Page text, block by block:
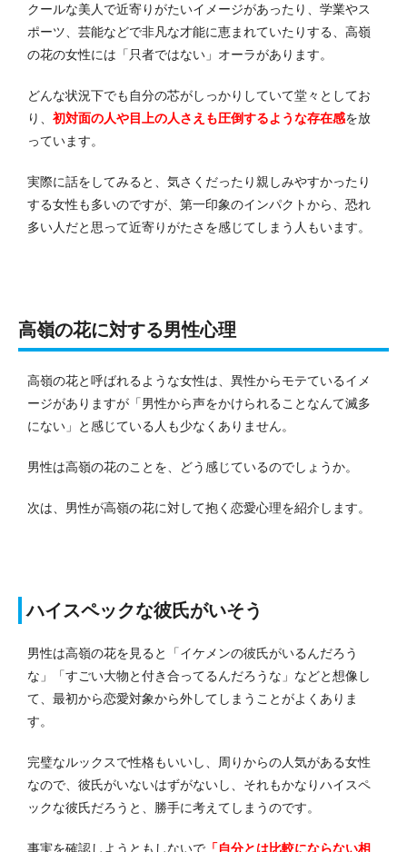
クールな美人で近寄りがたいイメージがあったり、学業やス
ポーツ、芸能などで非凡な才能に恵まれていたりする、高嶺
の花の女性には「只者ではない」オーラがあります。
どんな状況下でも自分の芯がしっかりしていて堂々としてお
り、 初対面の人や目上の人さえも圧倒するような存在感を放
っています。
実際に話をしてみると、気さくだったり親しみやすかったり
する女性も多いのですが、第一印象のインパクトから、恐れ
多い人だと思って近寄りがたさを感じてしまう人もいます。
高嶺の花に対する男性心理
高嶺の花と呼ばれるような女性は、異性からモテているイメ
ージがありますが「男性から声をかけられることなんて滅多
にない」と感じている人も少なくありません。
男性は高嶺の花のことを、どう感じているのでしょうか。
次は、男性が高嶺の花に対して抱く恋愛心理を紹介します。
ハイスペックな彼氏がいそう
男性は高嶺の花を見ると「イケメンの彼氏がいるんだろう
な」「すごい大物と付き合ってるんだろうな」などと想像し
て、最初から恋愛対象から外してしまうことがよくありま
す。
完璧なルックスで性格もいいし、周りからの人気がある女性
なので、彼氏がいないはずがないし、それもかなりハイスペ
ックな彼氏だろうと、勝手に考えてしまうのです。
事実を確認しようともしないで 「自分とは比較にならない相